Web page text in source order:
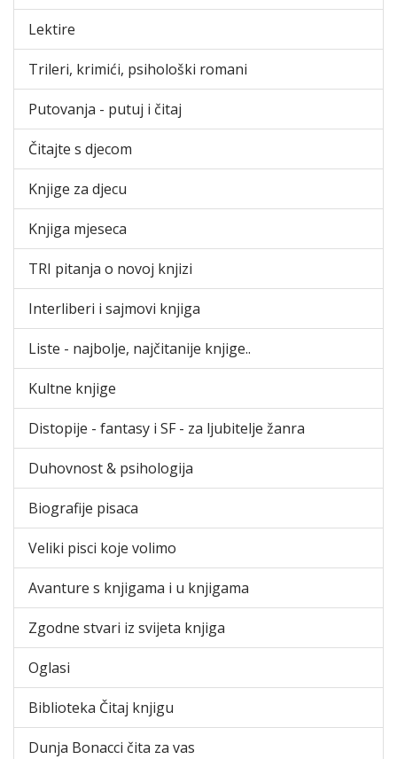
Lektire
Trileri, krimići, psihološki romani
Putovanja - putuj i čitaj
Čitajte s djecom
Knjige za djecu
Knjiga mjeseca
TRI pitanja o novoj knjizi
Interliberi i sajmovi knjiga
Liste - najbolje, najčitanije knjige..
Kultne knjige
Distopije - fantasy i SF - za ljubitelje žanra
Duhovnost & psihologija
Biografije pisaca
Veliki pisci koje volimo
Avanture s knjigama i u knjigama
Zgodne stvari iz svijeta knjiga
Oglasi
Biblioteka Čitaj knjigu
Dunja Bonacci čita za vas